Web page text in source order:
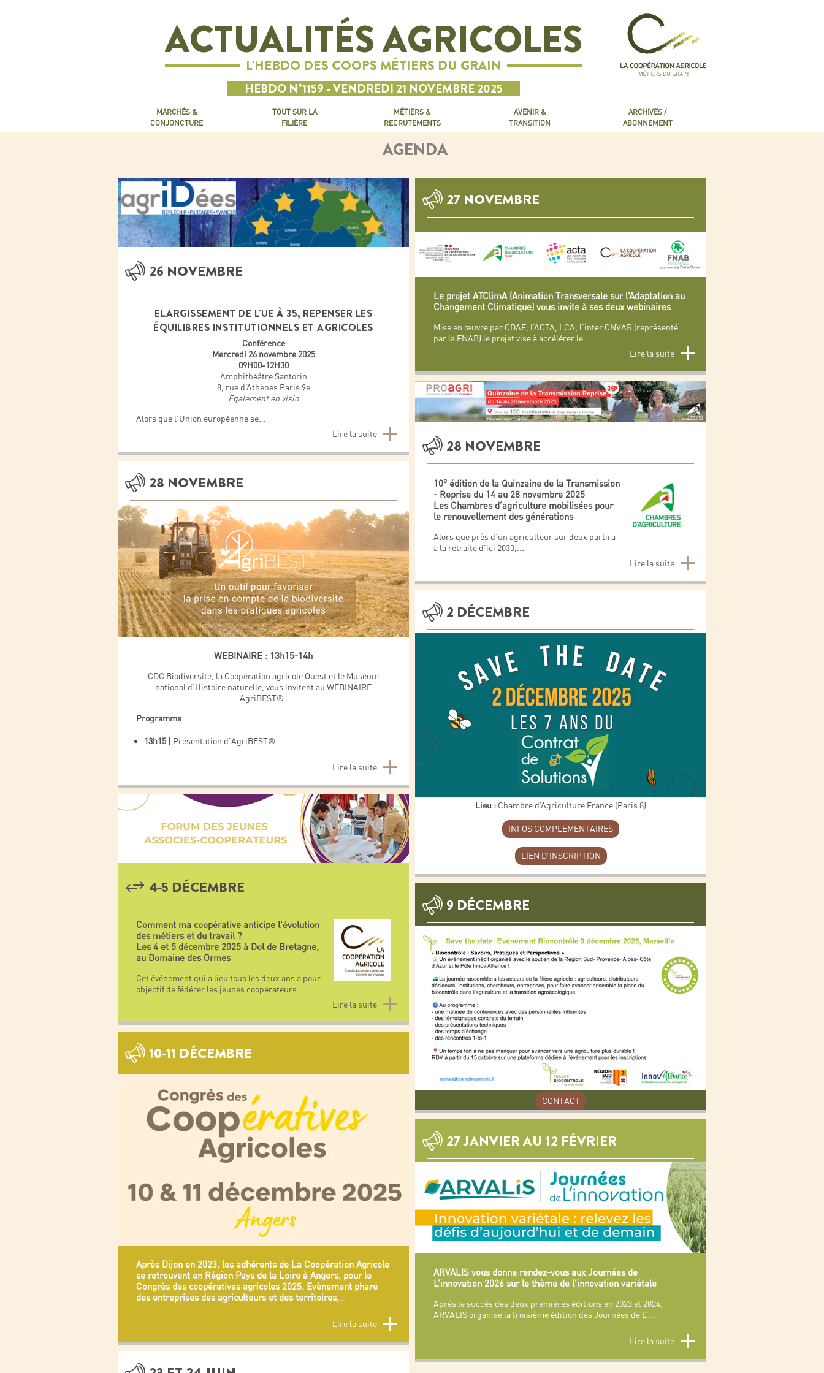
ACTUALITÉS AGRICOLES
L'HEBDO DES COOPS MÉTIERS DU GRAIN
HEBDO N°1159 - VENDREDI 21 NOVEMBRE 2025
MARCHÉS &
CONJONCTURE
TOUT SUR LA
FILIÈRE
MÉTIERS &
RECRUTEMENTS
AVENIR &
TRANSITION
ARCHIVES /
ABONNEMENT
AGENDA
26 NOVEMBRE
ELARGISSEMENT DE L'UE À 35, REPENSER LES
ÉQUILIBRES INSTITUTIONNELS ET AGRICOLES
Conférence
Mercredi 26 novembre 2025
09H00-12H30
Amphithéâtre Santorin
8, rue d’Athènes Paris 9e
Egalement en visio
Alors que l’Union européenne se...
Lire la suite
28 NOVEMBRE
WEBINAIRE : 13h15-14h
CDC Biodiversité, la Coopération agricole Ouest et le Muséum
national d'Histoire naturelle, vous invitent au WEBINAIRE
AgriBEST®
Programme
13h15 | Présentation d'AgriBEST®
...
Lire la suite
4-5 DÉCEMBRE
Comment ma coopérative anticipe l'évolution
des métiers et du travail ?
Les 4 et 5 décembre 2025 à Dol de Bretagne,
au Domaine des Ormes
Cet événement qui a lieu tous les deux ans a pour
objectif de fédérer les jeunes coopérateurs...
Lire la suite
10-11 DÉCEMBRE
Après Dijon en 2023, les adhérents de La Coopération Agricole
se retrouvent en Région Pays de la Loire à Angers, pour le
Congrès des coopératives agricoles 2025. Evènement phare
des entreprises des agriculteurs et des territoires,...
Lire la suite
27 NOVEMBRE
Le projet ATClimA(Animation Transversale sur l’Adaptation au
Changement Climatique) vous invite à ses deux webinaires
Mise en œuvre par CDAF, l’ACTA, LCA, l’inter ONVAR (représenté
par la FNAB) le projet vise à accélérer le...
Lire la suite
28 NOVEMBRE
10e édition de la Quinzaine de la Transmission
- Reprise du 14 au 28 novembre 2025
Les Chambres d’agriculture mobilisées pour
le renouvellement des générations
Alors que près d’un agriculteur sur deux partira
à la retraite d’ici 2030,...
Lire la suite
2 DÉCEMBRE
Lieu : Chambre d’Agriculture France (Paris 8)
INFOS COMPLÉMENTAIRES
LIEN D’INSCRIPTION
9 DÉCEMBRE
CONTACT
27 JANVIER AU 12 FÉVRIER
ARVALIS vous donne rendez-vous aux Journées de
L’innovation 2026 sur le thème de l’innovation variétale
Après le succès des deux premières éditions en 2023 et 2024,
ARVALIS organise la troisième édition des Journées de L’...
Lire la suite